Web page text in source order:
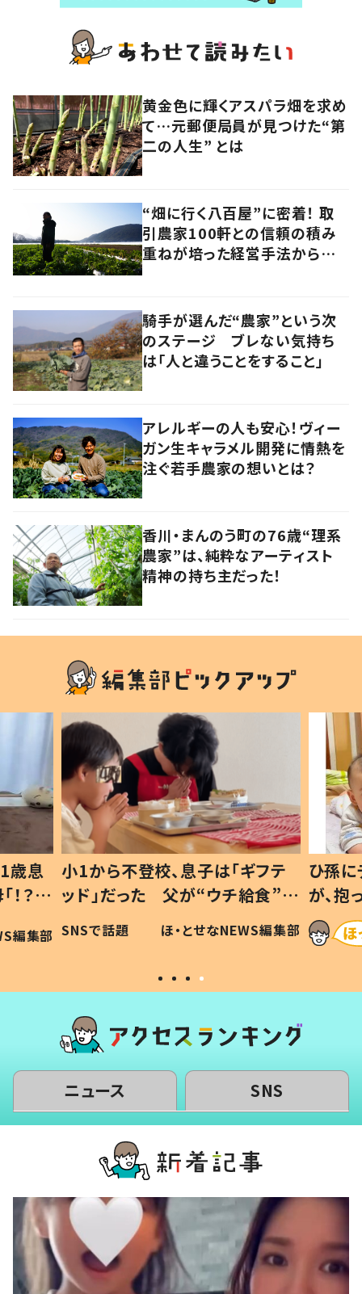
黄金色に輝くアスパラ畑を求め
て…元郵便局員が見つけた“第
二の人生” とは
“畑に行く八百屋”に密着！ 取
引農家100軒との信頼の積み
重ねが培った経営手法から見
騎手が選んだ“農家”という次
のステージ ブレない気持ち
は「人と違うことをすること」
アレルギーの人も安心！ヴィー
ガン生キャラメル開発に情熱を
注ぐ若手農家の想いとは？
香川・まんのう町の76歳“理系
農家”は、純粋なアーティスト
精神の持ち主だった！
歳息
？」
編集部
小1から不登校、息子は「ギフテ
ッド」だった 父が“ウチ給食”を
作り続ける理由とは #令和の親
#令和の子
SNSで話題 ほ・とせなNEWS編集部
ひ孫
が、
「涙が
い」
ニュース SNS